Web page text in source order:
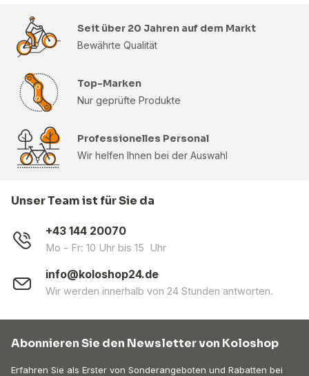
Seit über 20 Jahren auf dem Markt
Bewährte Qualität
Top-Marken
Nur geprüfte Produkte
Professionelles Personal
Wir helfen Ihnen bei der Auswahl
Unser Team ist für Sie da
+43 144 20070
Mo - Fr: 10 Uhr bis 15 Uhr
info@koloshop24.de
Wir werden innerhalb von 24 Stunden antworten.
Abonnieren Sie den Newsletter von Koloshop
Erfahren Sie als Erster von Sonderangeboten und Rabatten bei